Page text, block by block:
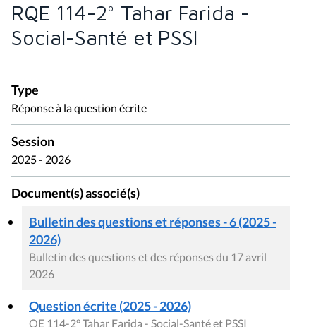
RQE 114-2° Tahar Farida -
Social-Santé et PSSI
Type
Réponse à la question écrite
Session
2025 - 2026
Document(s) associé(s)
Bulletin des questions et réponses - 6 (2025 -
2026)
Bulletin des questions et des réponses du 17 avril
2026
Question écrite (2025 - 2026)
QE 114-2° Tahar Farida - Social-Santé et PSSI